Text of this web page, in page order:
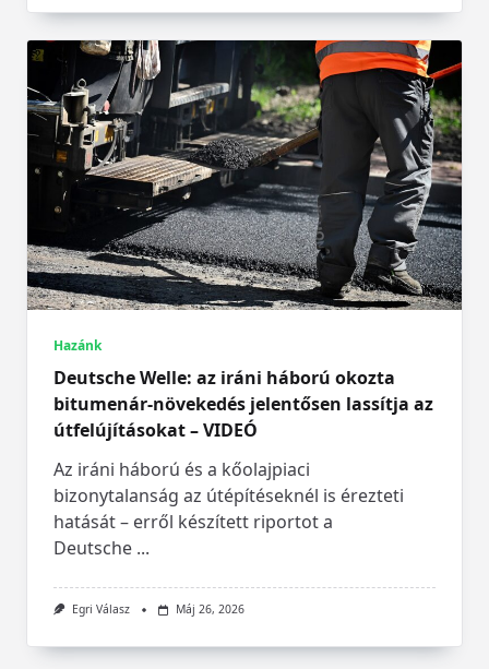
Hazánk
Deutsche Welle: az iráni háború okozta
bitumenár-növekedés jelentősen lassítja az
útfelújításokat – VIDEÓ
Az iráni háború és a kőolajpiaci
bizonytalanság az útépítéseknél is érezteti
hatását – erről készített riportot a
Deutsche ...
Egri Válasz Máj 26, 2026